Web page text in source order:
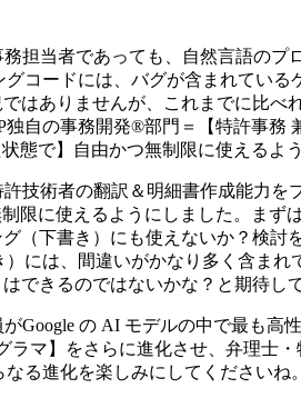
担当者であっても、自然言語のプ
コードには、バグが含まれている
はありませんが、これまでに比べ
自の事務開発®部門＝【特許事務
態で】自由かつ無制限に使えるよ
技術者の翻訳＆明細書作成能力を
限に使えるようにしました。まず
（下書き）にも使えないか？検討
には、間違いがかなり多く含まれ
できるのではないかな？と期待して
Google の AI モデルの中で最も高
ラマ】をさらに進化させ、弁理士
る進化を楽しみにしてくださいね。